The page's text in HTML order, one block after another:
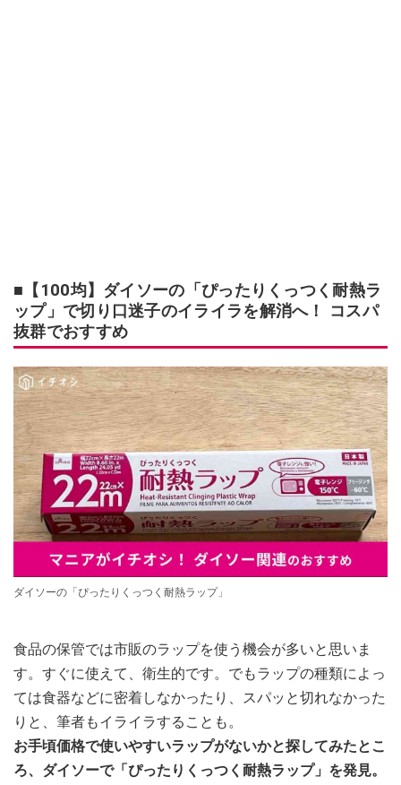
■【100均】ダイソーの「ぴったりくっつく耐熱ラ
ップ」で切り口迷子のイライラを解消へ！ コスパ
抜群でおすすめ
ダイソーの「ぴったりくっつく耐熱ラップ」
食品の保管では市販のラップを使う機会が多いと思いま
す。すぐに使えて、衛生的です。でもラップの種類によっ
ては食器などに密着しなかったり、スパッと切れなかった
りと、筆者もイライラすることも。
お手頃価格で使いやすいラップがないかと探してみたとこ
ろ、ダイソーで「ぴったりくっつく耐熱ラップ」を発見。